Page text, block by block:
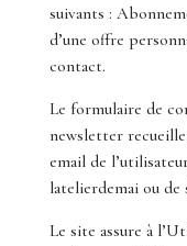
suivants :
d’une offre
contact.
Le formulaire de
newsletter
email de
latelierdemai ou de
Le site assure à